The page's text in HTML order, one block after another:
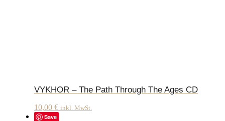
VYKHOR – The Path Through The Ages CD
10,00 € inkl. MwSt.
Save